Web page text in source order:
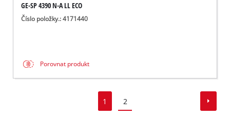
GE-SP 4390 N-A LL ECO
Číslo položky.: 4171440
Porovnat produkt
1 2